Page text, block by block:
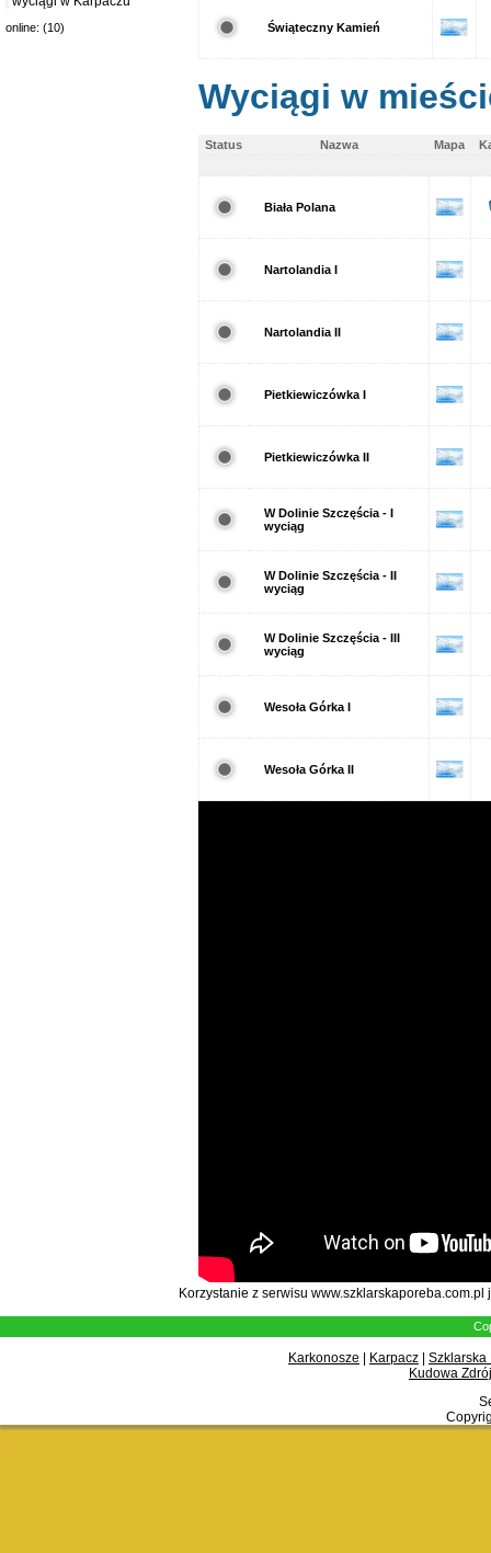
online: (10) Świąteczny Kamień
Wyciągi w
Status Nazwa Mapa
Biała Polana
Nartolandia I
Nartolandia II
Pietkiewiczówka I
Pietkiewiczówka II
W Dolinie Szczęścia - I
wyciąg
W Dolinie Szczęścia - II
wyciąg
W Dolinie Szczęścia - III
wyciąg
Wesoła Górka I
Wesoła Górka II
Korzystanie z serwisu
Karkonosze Karpacz
Szklarska
Kudowa